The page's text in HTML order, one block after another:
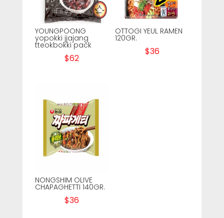
YOUNGPOONG
yopokki jjajang
tteokbokki pack
$62
OTTOGI YEUL RAMEN
120GR.
$36
NONGSHIM OLIVE
CHAPAGHETTI 140GR.
$36